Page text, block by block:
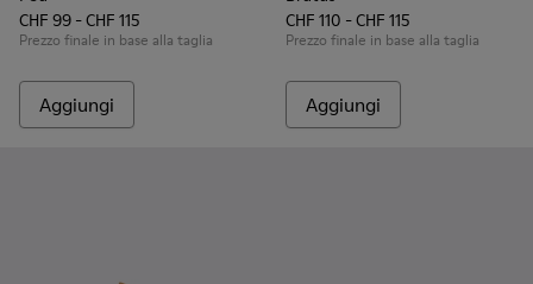
CHF 99 - CHF 115
Prezzo finale in base alla taglia
Aggiungi
CHF 110 - CHF 115
Prezzo finale in base alla taglia
Aggiungi